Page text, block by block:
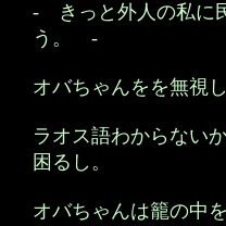
- きっと外人の私に
う。 -
オバちゃんをを無視
ラオス語わからない
困るし。
オバちゃんは籠の中